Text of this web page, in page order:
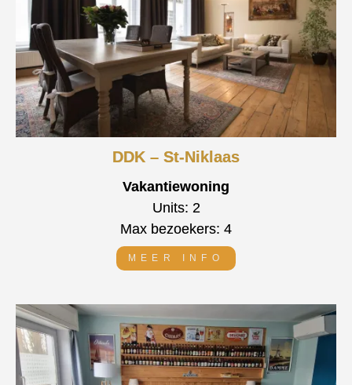
DDK – St-Niklaas
Vakantiewoning
Units: 2
Max bezoekers: 4
MEER INFO